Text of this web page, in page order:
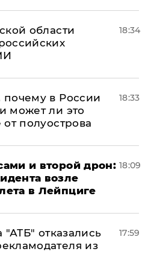
области
18:34
почему в России
может ли это
от полуострова
18:33
и второй дрон:
возле
в Лейпциге
18:09
"АТБ" отказались
из
17:59